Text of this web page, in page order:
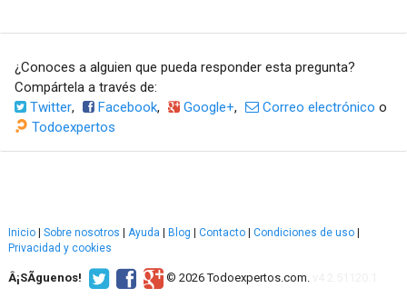
¿Conoces a alguien que pueda responder esta pregunta?
Compártela a través de:
Twitter, Facebook, Google+, Correo electrónico o
Todoexpertos
Inicio Sobre nosotros Ayuda Blog Contacto Condiciones de uso
Privacidad y cookies
Â¡SÃ­guenos! © 2026 Todoexpertos.com.